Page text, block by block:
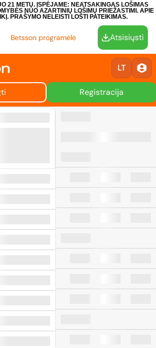
21 METŲ. ĮSPĖJAME: NEATSAKINGAS LOŠIMAS
NUO AZARTINIŲ LOŠIMŲ PRIEŽASTIMI. APIE
PRAŠYMO NELEISTI LOŠTI PATEIKIMAS.
Betsson programėlė Atsisiųsti
LT
Registracija